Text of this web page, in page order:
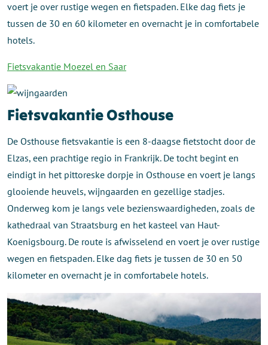
voert je over rustige wegen en fietspaden. Elke dag fiets je
tussen de 30 en 60 kilometer en overnacht je in comfortabele
hotels.
Fietsvakantie Moezel en Saar
Fietsvakantie Osthouse
De Osthouse fietsvakantie is een 8-daagse fietstocht door de
Elzas, een prachtige regio in Frankrijk. De tocht begint en
eindigt in het pittoreske dorpje in Osthouse en voert je langs
glooiende heuvels, wijngaarden en gezellige stadjes.
Onderweg kom je langs vele bezienswaardigheden, zoals de
kathedraal van Straatsburg en het kasteel van Haut-
Koenigsbourg. De route is afwisselend en voert je over rustige
wegen en fietspaden. Elke dag fiets je tussen de 30 en 50
kilometer en overnacht je in comfortabele hotels.